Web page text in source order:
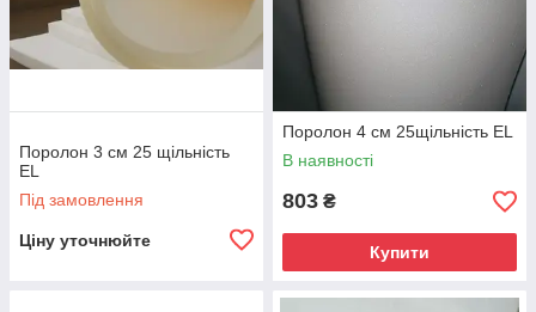
Поролон 3 см 25 щільність
EL
Під замовлення
Ціну уточнюйте
Поролон 4 см 25щільність EL
В наявності
803 ₴
Купити